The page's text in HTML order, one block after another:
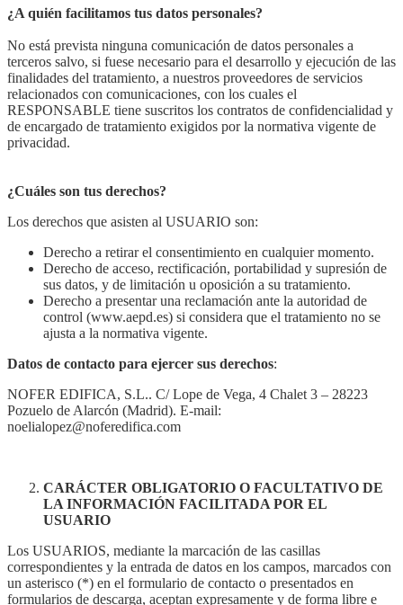
¿A quién facilitamos tus datos personales?
No está prevista ninguna comunicación de datos personales a
terceros salvo, si fuese necesario para el desarrollo y ejecución de las
finalidades del tratamiento, a nuestros proveedores de servicios
relacionados con comunicaciones, con los cuales el
RESPONSABLE tiene suscritos los contratos de confidencialidad y
de encargado de tratamiento exigidos por la normativa vigente de
privacidad.
¿Cuáles son tus derechos?
Los derechos que asisten al USUARIO son:
Derecho a retirar el consentimiento en cualquier momento.
Derecho de acceso, rectificación, portabilidad y supresión de
sus datos, y de limitación u oposición a su tratamiento.
Derecho a presentar una reclamación ante la autoridad de
control (www.aepd.es) si considera que el tratamiento no se
ajusta a la normativa vigente.
Datos de contacto para ejercer sus derechos:
NOFER EDIFICA, S.L.. C/ Lope de Vega, 4 Chalet 3 – 28223
Pozuelo de Alarcón (Madrid). E-mail:
noelialopez@noferedifica.com
CARÁCTER OBLIGATORIO O FACULTATIVO DE
LA INFORMACIÓN FACILITADA POR EL
USUARIO
Los USUARIOS, mediante la marcación de las casillas
correspondientes y la entrada de datos en los campos, marcados con
un asterisco (*) en el formulario de contacto o presentados en
formularios de descarga, aceptan expresamente y de forma libre e